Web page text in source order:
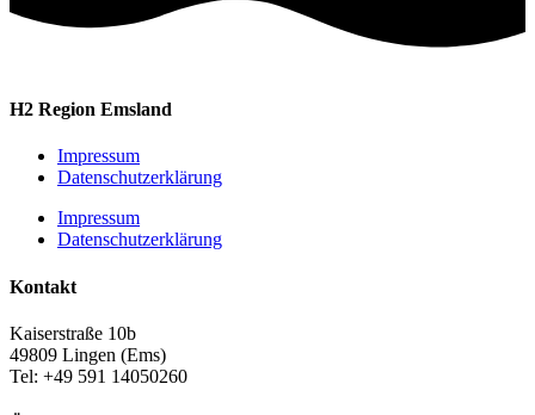
H2 Region Emsland
Impressum
Datenschutzerklärung
Impressum
Datenschutzerklärung
Kontakt
Kaiserstraße 10b
49809 Lingen (Ems)
Tel: +49 591 14050260